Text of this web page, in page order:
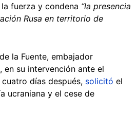
fuerza y condena “la presencia
Rusa en territorio de
la Fuente, embajador
en su intervención ante el
días después, solicitó el
ucraniana y el cese de